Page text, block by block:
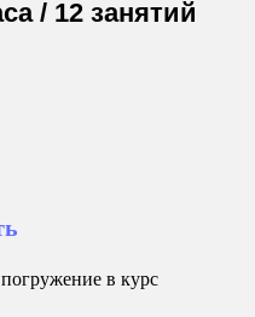
в курс